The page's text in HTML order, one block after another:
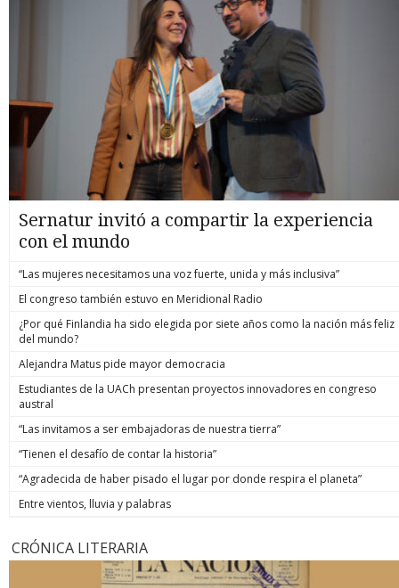
Sernatur invitó a compartir la experiencia
con el mundo
“Las mujeres necesitamos una voz fuerte, unida y más inclusiva”
El congreso también estuvo en Meridional Radio
¿Por qué Finlandia ha sido elegida por siete años como la nación más feliz
del mundo?
Alejandra Matus pide mayor democracia
Estudiantes de la UACh presentan proyectos innovadores en congreso
austral
“Las invitamos a ser embajadoras de nuestra tierra”
“Tienen el desafío de contar la historia”
“Agradecida de haber pisado el lugar por donde respira el planeta”
Entre vientos, lluvia y palabras
CRÓNICA LITERARIA